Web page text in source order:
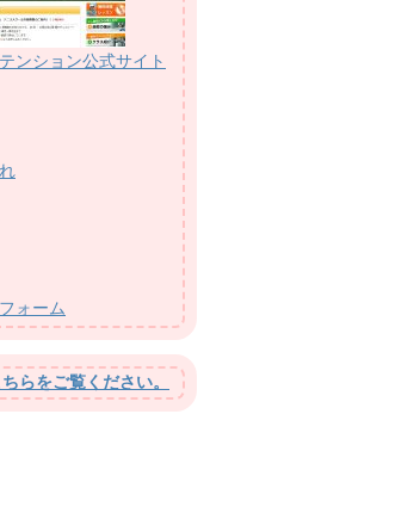
ンション公式サイト
ォーム
らをご覧ください。